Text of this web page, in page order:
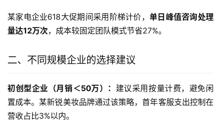
某家电企业618大促期间采用阶梯计价， 单日峰值咨询处理
量达12万次，成本较固定团队模式节省27%。
二、不同规模企业的选择建议
初创型企业（月销＜50万）： 建议采用按量计费，避免闲
置成本。某新锐美妆品牌通过该策略，首年客服支出控制在
营收占比3%以内。